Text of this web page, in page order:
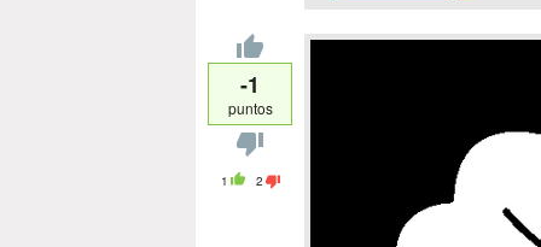
-1
puntos
1 2